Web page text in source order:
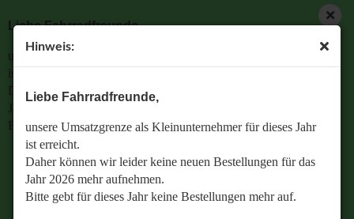
Hinweis:
Liebe Fahrradfreunde,
unsere Umsatzgrenze als Kleinunternehmer für dieses Jahr
ist erreicht.
Daher können wir leider keine neuen Bestellungen für das
Jahr 2026 mehr aufnehmen.
Bitte gebt für dieses Jahr keine Bestellungen mehr auf.
Liebe Fahrradfreunde,
unsere Umsatzgrenze als Kleinunternehmer für dieses Jahr
ist erreicht.
Daher können wir leider keine neuen Bestellungen für das
Jahr 2026 mehr aufnehmen.
Bitte gebt für dieses Jahr keine Bestellungen mehr auf.
Verfügbarkeit: Alle Artikel, die ihr online sehen
könnt, sind auch im nächsten Jahr weiterhin
verfügbar.